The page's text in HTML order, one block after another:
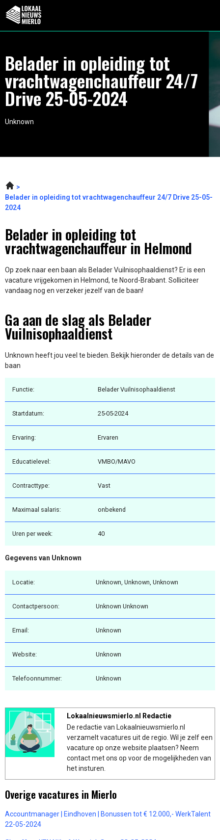
Belader in opleiding tot
vrachtwagenchauffeur 24/7
Drive 25-05-2024
Unknown
Belader in opleiding tot vrachtwagenchauffeur 24/7 Drive 25-05-
2024
Belader in opleiding tot
vrachtwagenchauffeur in Helmond
Op zoek naar een baan als Belader Vuilnisophaaldienst? Er is een
vacature vrijgekomen in Helmond, te Noord-Brabant. Solliciteer
vandaag nog en verzeker jezelf van de baan!
Ga aan de slag als Belader
Vuilnisophaaldienst
Unknown heeft jou veel te bieden. Bekijk hieronder de details van de
baan
Functie: Belader Vuilnisophaaldienst
Startdatum: 25-05-2024
Ervaring: Ervaren
Educatielevel: VMBO/MAVO
Contracttype: Vast
Maximaal salaris: onbekend
Uren per week: 40
Gegevens van Unknown
Locatie: Unknown, Unknown, Unknown
Contactpersoon: Unknown Unknown
Email: Unknown
Website: Unknown
Telefoonnummer: Unknown
Lokaalnieuwsmierlo.nl Redactie
De redactie van Lokaalnieuwsmierlo.nl
verzamelt vacatures uit de regio. Wil je zelf een
vacature op onze website plaatsen? Neem
contact met ons op voor de mogelijkheden van
het insturen.
Overige vacatures in Mierlo
Accountmanager | Eindhoven | Bonussen tot € 12.000,- WerkTalent
22-05-2024